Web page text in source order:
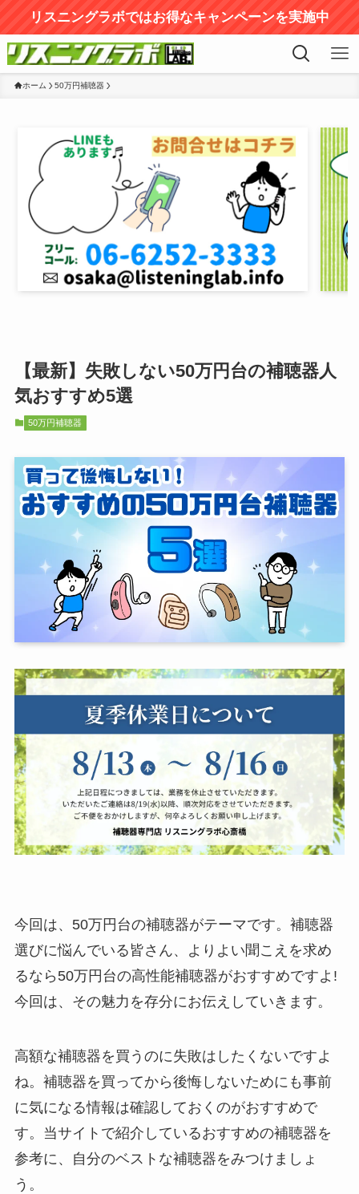
リスニングラボではお得なキャンペーンを実施中
ホーム 50万円補聴器
【最新】失敗しない50万円台の補聴器人
気おすすめ5選
50万円補聴器
今回は、50万円台の補聴器がテーマです。補聴器
選びに悩んでいる皆さん、よりよい聞こえを求め
るなら50万円台の高性能補聴器がおすすめですよ!
今回は、その魅力を存分にお伝えしていきます。
高額な補聴器を買うのに失敗はしたくないですよ
ね。補聴器を買ってから後悔しないためにも事前
に気になる情報は確認しておくのがおすすめで
す。当サイトで紹介しているおすすめの補聴器を
参考に、自分のベストな補聴器をみつけましょ
う。